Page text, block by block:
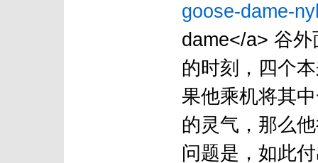
goose-dame-
dame</a> 谷
的时刻，四个
果他乘机将其
的灵气，那么
问题是，如此